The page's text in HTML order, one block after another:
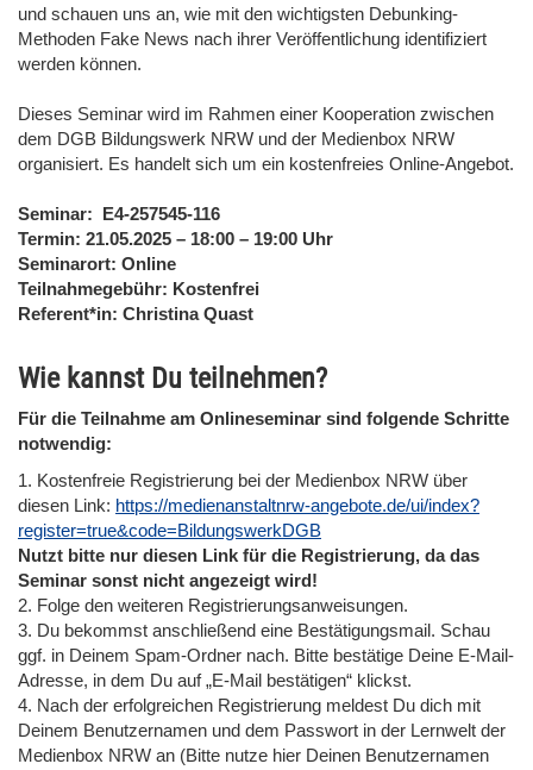
und schauen uns an, wie mit den wichtigsten Debunking-
Methoden Fake News nach ihrer Veröffentlichung identifiziert
werden können.
Dieses Seminar wird im Rahmen einer Kooperation zwischen
dem DGB Bildungswerk NRW und der Medienbox NRW
organisiert. Es handelt sich um ein kostenfreies Online-Angebot.
Seminar: E4-257545-116
Termin: 21.05.2025 – 18:00 – 19:00 Uhr
Seminarort: Online
Teilnahmegebühr: Kostenfrei
Referent*in: Christina Quast
Wie kannst Du teilnehmen?
Für die Teilnahme am Onlineseminar sind folgende Schritte
notwendig:
1. Kostenfreie Registrierung bei der Medienbox NRW über
diesen Link: https://medienanstaltnrw-angebote.de/ui/index?
register=true&code=BildungswerkDGB
Nutzt bitte nur diesen Link für die Registrierung, da das
Seminar sonst nicht angezeigt wird!
2. Folge den weiteren Registrierungsanweisungen.
3. Du bekommst anschließend eine Bestätigungsmail. Schau
ggf. in Deinem Spam-Ordner nach. Bitte bestätige Deine E-Mail-
Adresse, in dem Du auf „E-Mail bestätigen“ klickst.
4. Nach der erfolgreichen Registrierung meldest Du dich mit
Deinem Benutzernamen und dem Passwort in der Lernwelt der
Medienbox NRW an (Bitte nutze hier Deinen Benutzernamen